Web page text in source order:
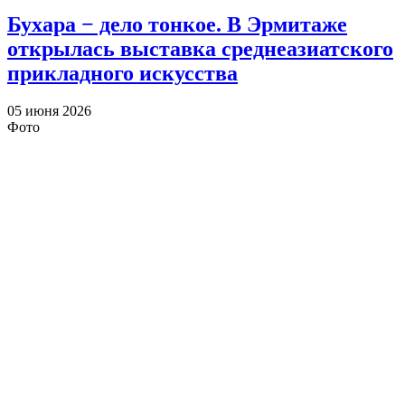
Бухара − дело тонкое. В Эрмитаже
открылась выставка среднеазиатского
прикладного искусства
05 июня 2026
Фото